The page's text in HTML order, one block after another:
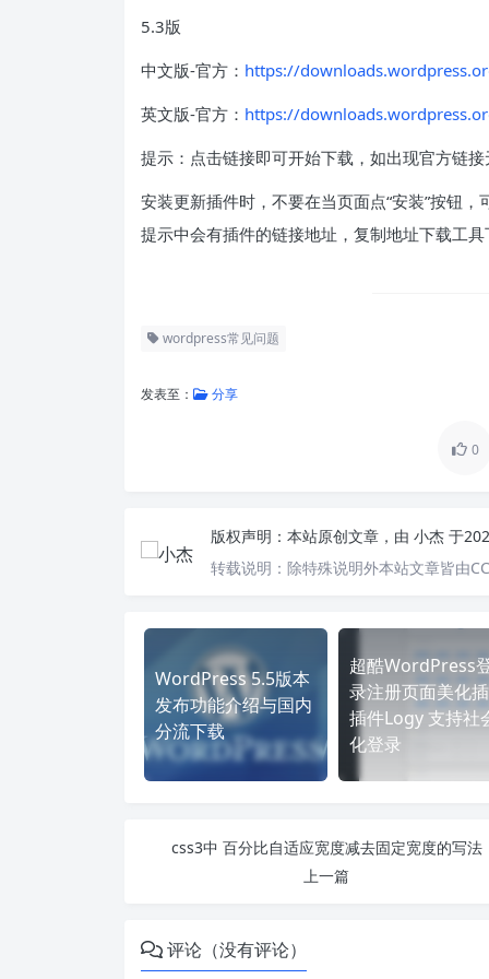
5.3版
中文版-官方： https://
英文版-官方： https://
提示：点击链接即可开始下载，如出现官方链
安装更新插件时，不要在当页面点“安装”按钮
提示中会有插件的链接地址，复制地址下载工具
wordpress常见问题
发表至： 分享
0
版权声明： 本站原创文章，由 小杰 于
转载说明： 除特殊说明外本站文章皆由
WordPress 5.5版本
发布功能介绍与国内
分流下载
超酷WordPress
录注册页面美化
插件Logy 支持社
化登录
css3中 百分比自适应宽度减去固定宽度的写法
上一篇
评论（没有评论）